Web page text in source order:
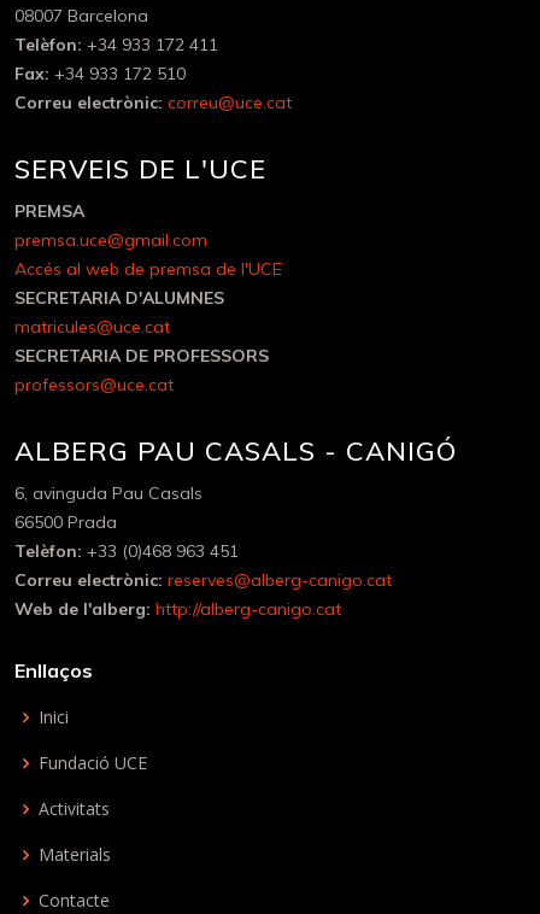
08007 Barcelona
Telèfon: +34 933 172 411
Fax: +34 933 172 510
Correu electrònic: correu@uce.cat
SERVEIS DE L'UCE
PREMSA
premsa.uce@gmail.com
Accés al web de premsa de l'UCE
SECRETARIA D'ALUMNES
matricules@uce.cat
SECRETARIA DE PROFESSORS
professors@uce.cat
ALBERG PAU CASALS - CANIGÓ
6, avinguda Pau Casals
66500 Prada
Telèfon: +33 (0)468 963 451
Correu electrònic: reserves@alberg-canigo.cat
Web de l'alberg: http://alberg-canigo.cat
Enllaços
Inici
Fundació UCE
Activitats
Materials
Contacte